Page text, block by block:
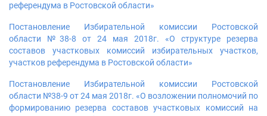
референдума в Ростовской области»
Постановление Избирательной комиссии Ростовской
области №38-8 от 24 мая 2018г. «О структуре резерва
составов участковых комиссий избирательных участков,
участков референдума в Ростовской области»
Постановление Избирательной комиссии Ростовской
области №38-9 от 24 мая 2018г. «О возложении полномочий по
формированию резерва составов участковых комиссий на